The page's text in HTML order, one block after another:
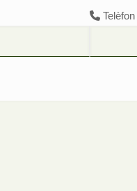
Telèfon